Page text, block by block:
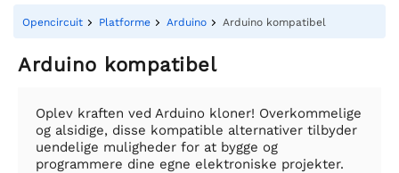
Opencircuit Platforme Arduino Arduino kompatibel
Arduino kompatibel
Oplev kraften ved Arduino kloner! Overkommelige
og alsidige, disse kompatible alternativer tilbyder
uendelige muligheder for at bygge og
programmere dine egne elektroniske projekter.